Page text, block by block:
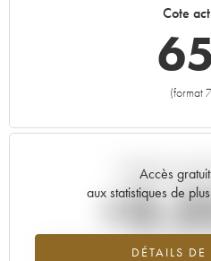
Cote
(format
Accès
aux statistiques de
DÉTAILS DE
Tendance
Tendance à la hausse du